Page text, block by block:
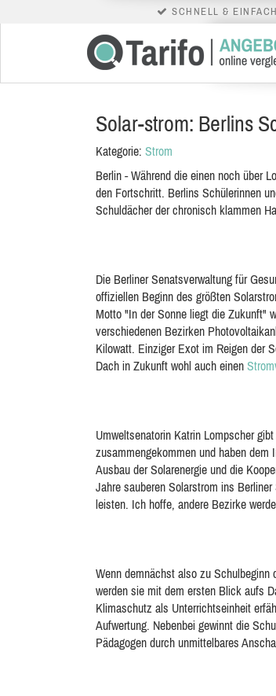
SCHNELL & EINFACH
Solar-strom: Berlins
Kategorie: Strom
Berlin - Während die einen noch über
den Fortschritt. Berlins Schülerinnen
Schuldächer der chronisch klammen
Die Berliner Senatsverwaltung für
offiziellen Beginn des größten
Motto "In der Sonne liegt die Zukunft"
verschiedenen Bezirken
Kilowatt. Einziger Exot im Reigen der
Dach in Zukunft wohl auch einen
Umweltsenatorin Katrin Lompscher
zusammengekommen und haben
Ausbau der Solarenergie und die
Jahre sauberen Solarstrom ins
leisten. Ich hoffe, andere Bezirke
Wenn demnächst also zu Schulbeginn
werden sie mit dem ersten Blick aufs
Klimaschutz als Unterrichtseinheit
Aufwertung. Nebenbei gewinnt die
Pädagogen durch unmittelbares